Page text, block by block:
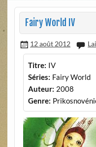
Fairy World IV
12 août 2012
Titre: IV
Séries: Fairy World
Auteur: 2008
Genre: